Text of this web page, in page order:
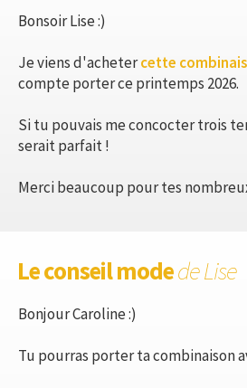
Bonsoir Lise :)
Je viens d'achetercette
compte porter ce printemps 2026.
Si tu pouvais me concocter trois
serait parfait !
Merci beaucoup pour tes
Le conseil modede Lise
Bonjour Caroline :)
Tu pourras porter ta combinaison